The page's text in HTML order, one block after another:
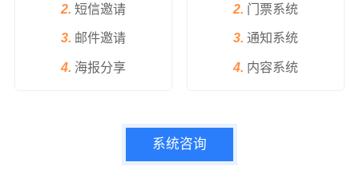
2. 短信邀请
3. 邮件邀请
4. 海报分享
2. 门票系统
3. 通知系统
4. 内容系统
系统咨询